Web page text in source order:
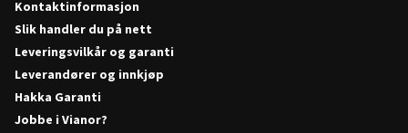
Kontaktinformasjon
Slik handler du på nett
Leveringsvilkår og garanti
Leverandører og innkjøp
Hakka Garanti
Jobbe i Vianor?